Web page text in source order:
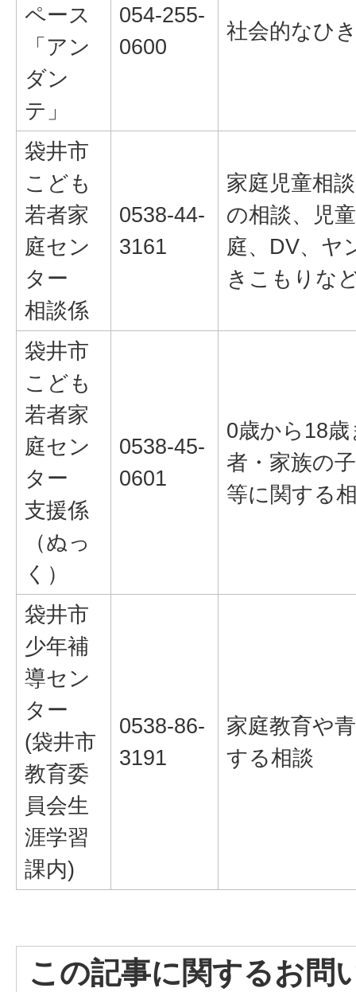
ペース
「アン
ダン
テ」
054-255-
0600
社会的なひ
袋井市
こども
若者家
庭セン
ター
相談係
0538-44-
3161
家庭児童相
の相談、児
庭、DV、ヤ
きこもりな
袋井市
こども
若者家
庭セン
ター
支援係
（ぬっ
く）
0538-45-
0601
0歳から18
者・家族の
等に関する
袋井市
少年補
導セン
ター
(袋井市
教育委
員会生
涯学習
課内)
0538-86-
3191
家庭教育や
する相談
この記事に関するお問